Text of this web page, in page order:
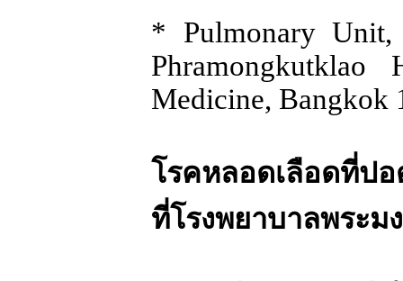
* Pulmonary Unit,
Medicine, Bangkok
โรคหลอดเลือดที่ป
ที่โรงพยาบาลพระม